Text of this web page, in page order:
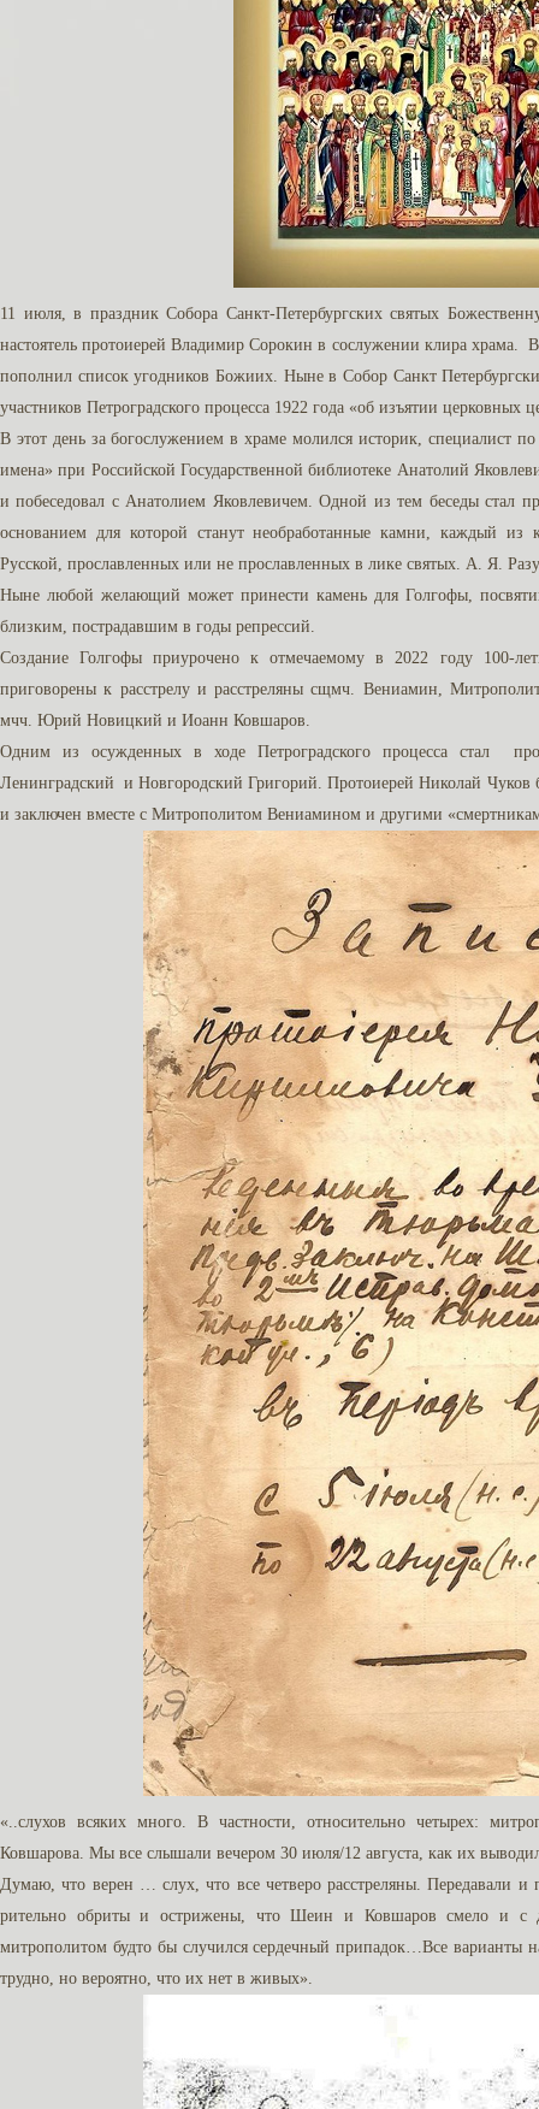
11 июля, в праздник Собора Санкт-Петербургских святых
настоятель протоиерей Владимир Сорокин в сослужении клира храма.
пополнил список угодников Божиих. Ныне в Собор Санкт
участников Петроградского процесса 1922 года «об изъятии церковных
В этот день за богослужением в храме молился историк, специалист
имена» при Российской Государственной библиотеке Анатолий
и побеседовал с Анатолием Яковлевичем. Одной из тем беседы стал
основанием для которой станут необработанные камни, каждый
Русской, прославленных или не прославленных в лике святых. А. Я.
Ныне любой желающий может принести камень для Голгофы,
близким, пострадавшим в годы репрессий.
Создание Голгофы приурочено к отмечаемому в 2022 году 100-
приговорены к расстрелу и расстреляны сщмч. Вениамин,
мчч. Юрий Новицкий и Иоанн Ковшаров.
Одним из осужденных в ходе Петроградского процесса стал
Ленинградский и Новгородский Григорий. Протоиерей Николай Чуков
и заключен вместе с Митрополитом Вениамином и другими
«..слухов всяких много. В частности, относительно четырех:
Ковшарова. Мы все слышали вечером 30 июля/12 августа, как их
Думаю, что верен … слух, что все четверо расстреляны.
рительно обриты и острижены, что Шеин и Ковшаров смело и с
митрополитом буд­то бы случился сердечный припадок…Все варианты
трудно, но вероятно, что их нет в живых».